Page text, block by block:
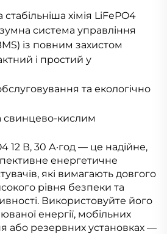
хімія LiFePO4
система управління
із повним захистом
і простий у
та екологічно
свинцево-кислим
12 В, 30 А·год — це надійне,
енергетичне
які вимагають довгого
рівня безпеки та
Використовуйте його
енергії, мобільних
або резервних установках —